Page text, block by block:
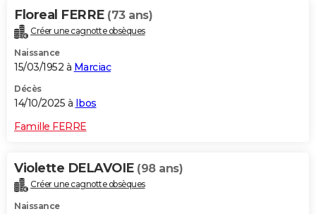
Floreal FERRE (73 ans)
Créer une cagnotte obsèques
Naissance
15/03/1952 à Marciac
Décès
14/10/2025 à Ibos
Famille FERRE
Violette DELAVOIE (98 ans)
Créer une cagnotte obsèques
Naissance